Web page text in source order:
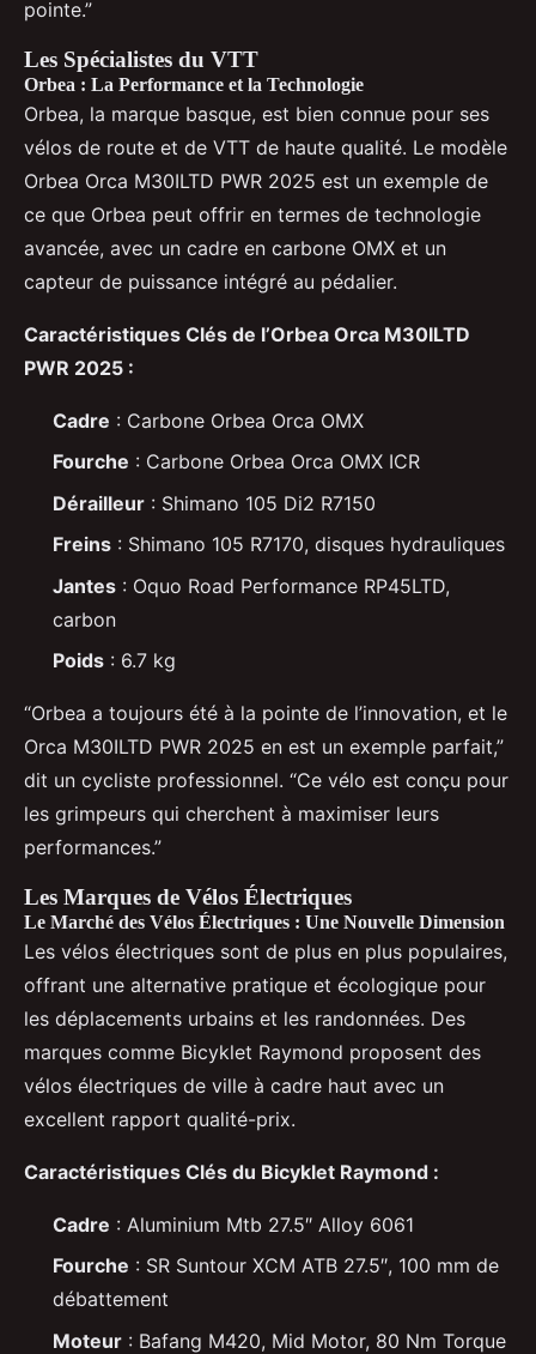
pointe.”
Les Spécialistes du VTT
Orbea : La Performance et la Technologie
Orbea, la marque basque, est bien connue pour ses
vélos de route et de VTT de haute qualité. Le modèle
Orbea Orca M30ILTD PWR 2025 est un exemple de
ce que Orbea peut offrir en termes de technologie
avancée, avec un cadre en carbone OMX et un
capteur de puissance intégré au pédalier.
Caractéristiques Clés de l’Orbea Orca M30ILTD
PWR 2025 :
Cadre : Carbone Orbea Orca OMX
Fourche : Carbone Orbea Orca OMX ICR
Dérailleur : Shimano 105 Di2 R7150
Freins : Shimano 105 R7170, disques hydrauliques
Jantes : Oquo Road Performance RP45LTD,
carbon
Poids : 6.7 kg
“Orbea a toujours été à la pointe de l’innovation, et le
Orca M30ILTD PWR 2025 en est un exemple parfait,”
dit un cycliste professionnel. “Ce vélo est conçu pour
les grimpeurs qui cherchent à maximiser leurs
performances.”
Les Marques de Vélos Électriques
Le Marché des Vélos Électriques : Une Nouvelle Dimension
Les vélos électriques sont de plus en plus populaires,
offrant une alternative pratique et écologique pour
les déplacements urbains et les randonnées. Des
marques comme Bicyklet Raymond proposent des
vélos électriques de ville à cadre haut avec un
excellent rapport qualité-prix.
Caractéristiques Clés du Bicyklet Raymond :
Cadre : Aluminium Mtb 27.5″ Alloy 6061
Fourche : SR Suntour XCM ATB 27.5″, 100 mm de
débattement
Moteur : Bafang M420, Mid Motor, 80 Nm Torque